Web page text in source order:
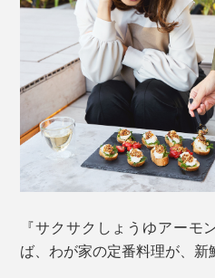
どうして、こんなにサクサク
素焼きしたローストアーモ
に、砕いたフライドオニオン
『サクサクしょうゆアーモ
ば、わが家の定番料理が、新